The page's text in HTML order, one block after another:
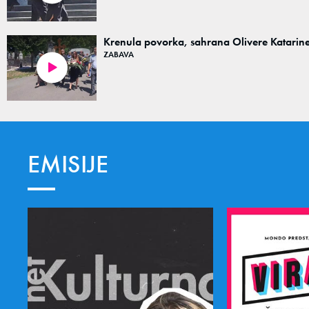
Krenula povorka, sahrana Olivere
ZABAVA
EMISIJE